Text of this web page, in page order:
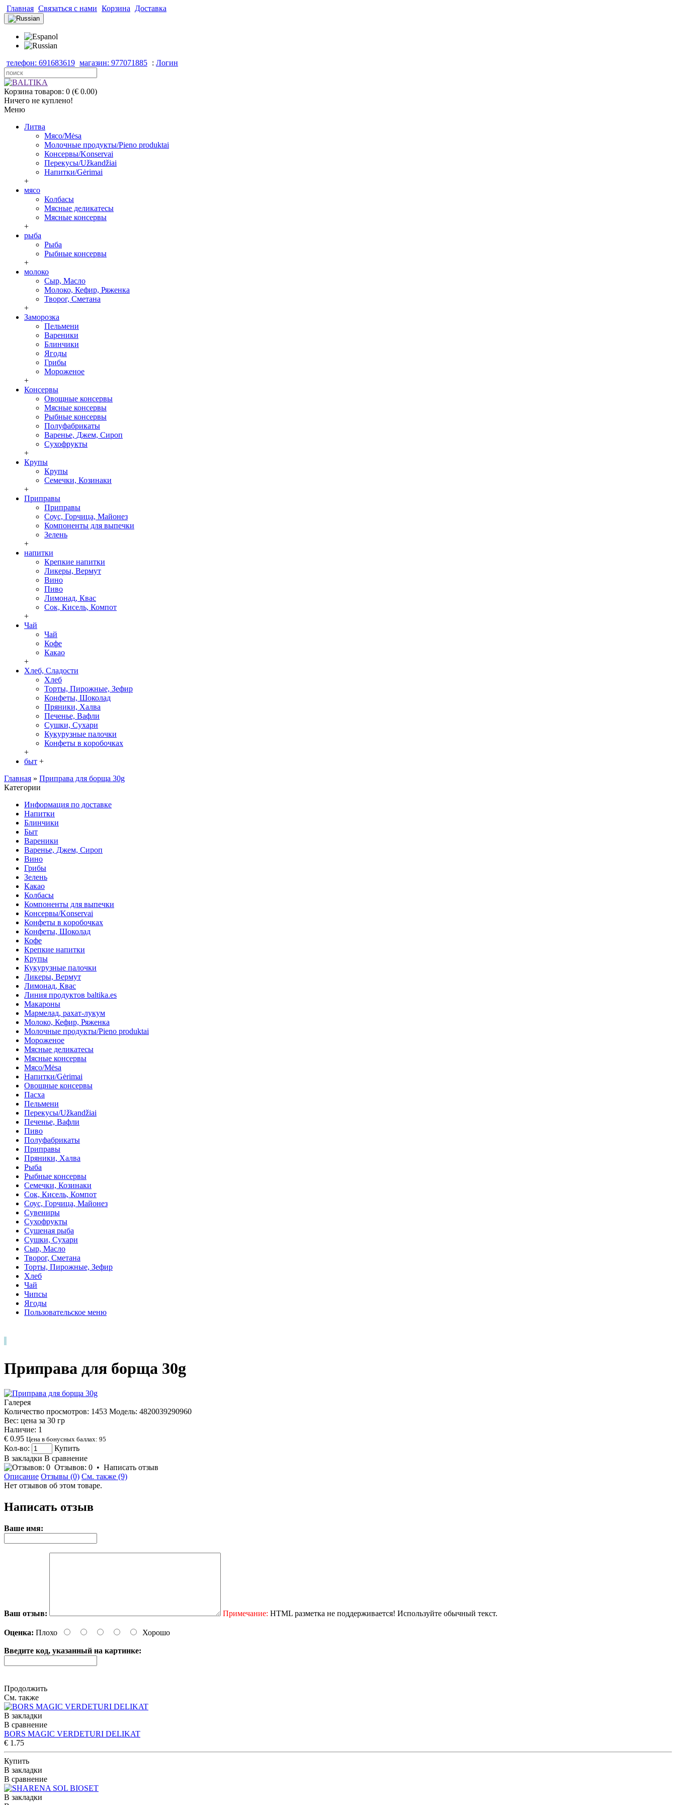
Главная Связаться с нами Корзина Доставка
телефон: 691683619 магазин: 977071885 : Логин
Корзина товаров: 0 (€ 0.00)
Ничего не куплено!
Меню
Литва
Мясо/Mėsa
Молочные продукты/Pieno produktai
Консервы/Konservai
Перекусы/Užkandžiai
Напитки/Gėrimai
+
мясо
Колбасы
Мясные деликатесы
Мясные консервы
+
рыба
Рыба
Рыбные консервы
+
молоко
Сыр, Масло
Молоко, Кефир, Ряженка
Творог, Сметана
+
Заморозка
Пельмени
Вареники
Блинчики
Ягоды
Грибы
Мороженое
+
Консервы
Овощные консервы
Мясные консервы
Рыбные консервы
Полуфабрикаты
Варенье, Джем, Сироп
Сухофрукты
+
Крупы
Крупы
Семечки, Козинаки
+
Приправы
Приправы
Соус, Горчица, Майонез
Компоненты для выпечки
Зелень
+
напитки
Крепкие напитки
Ликеры, Вермут
Вино
Пиво
Лимонад, Квас
Сок, Кисель, Компот
+
Чай
Чай
Кофе
Какао
+
Хлеб, Сладости
Хлеб
Торты, Пирожные, Зефир
Конфеты, Шоколад
Пряники, Халва
Печенье, Вафли
Сушки, Сухари
Кукурузные палочки
Конфеты в кoробочках
+
быт +
Главная » Приправа для борща 30g
Категории
Информация по доставке
Hапитки
Блинчики
Быт
Вареники
Варенье, Джем, Сироп
Вино
Грибы
Зелень
Какао
Колбасы
Компоненты для выпечки
Консервы/Konservai
Конфеты в кoробочках
Конфеты, Шоколад
Кофе
Крепкие напитки
Крупы
Кукурузные палочки
Ликеры, Вермут
Лимонад, Квас
Линия продуктов baltika.es
Макароны
Мармелад, рахат-лукум
Молоко, Кефир, Ряженка
Молочные продукты/Pieno produktai
Мороженое
Мясные деликатесы
Мясные консервы
Мясо/Mėsa
Напитки/Gėrimai
Овощные консервы
Пасха
Пельмени
Перекусы/Užkandžiai
Печенье, Вафли
Пиво
Полуфабрикаты
Приправы
Пряники, Халва
Рыба
Рыбные консервы
Семечки, Козинаки
Сок, Кисель, Компот
Соус, Горчица, Майонез
Сувениры
Сухофрукты
Сушеная рыба
Сушки, Сухари
Сыр, Масло
Творог, Сметана
Торты, Пирожные, Зефир
Хлеб
Чай
Чипсы
Ягоды
Пользовательское меню
Приправа для борща 30g
Галерея
Количество просмотров: 1453 Модель: 4820039290960
Вес: цена за 30 гр
Наличие: 1
€ 0.95 Цена в бонусных баллах: 95
Кол-во:
Купить
В закладки В сравнение
Отзывов: 0 • Написать отзыв
Описание Отзывы (0) См. также (9)
Нет отзывов об этом товаре.
Написать отзыв
Ваше имя:
Ваш отзыв: Примечание: HTML разметка не поддерживается! Используйте обычный текст.
Оценка: Плохо Хорошо
Введите код, указанный на картинке:
Продолжить
См. также
В закладки
В сравнение
BORS MAGIC VERDETURI DELIKAT
€ 1.75
Купить
В закладки
В сравнение
В закладки